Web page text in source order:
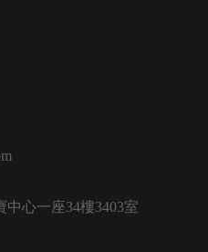
心一座34樓3403室